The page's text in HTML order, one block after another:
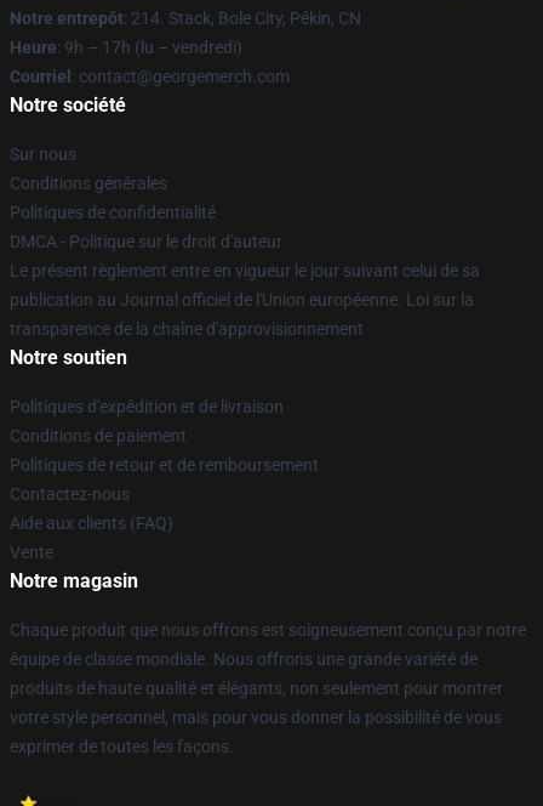
Notre entrepôt: 214. Stack, Bole City, Pékin, CN
Heure: 9h – 17h (lu – vendredi)
Courriel : contact@georgemerch.com
Notre société
Sur nous
Conditions générales
Politiques de confidentialité
DMCA - Politique sur le droit d'auteur
Le présent règlement entre en vigueur le jour suivant celui de sa
publication au Journal officiel de l'Union européenne. Loi sur la
transparence de la chaîne d'approvisionnement
Notre soutien
Politiques d'expédition et de livraison
Conditions de paiement
Politiques de retour et de remboursement
Contactez-nous
Aide aux clients (FAQ)
Vente
Notre magasin
Chaque produit que nous offrons est soigneusement conçu par notre
équipe de classe mondiale. Nous offrons une grande variété de
produits de haute qualité et élégants, non seulement pour montrer
votre style personnel, mais pour vous donner la possibilité de vous
exprimer de toutes les façons.